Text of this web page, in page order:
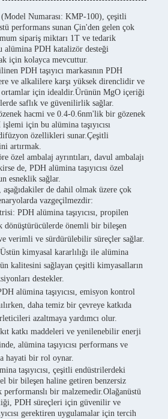
(Model Numarası: KMP-100), çeşitli
performans sunan Çin'den gelen çok
sipariş miktarı 1T ve tedarik
alümina PDH katalizör desteği
için kolayca mevcuttur.
PDH taşıyıcı markasının PDH
ve alkalilere karşı yüksek direnclidir ve
için idealdir.Ürünün MgO içeriği
saflık ve güvenilirlik sağlar.
hacmi ve 0.4-0.6nm'lik bir gözenek
için bu alümina taşıyıcısı
özellikleri sunar.Çeşitli
artırmak.
özel ambalaj ayrıntıları, davul ambalajı
de, PDH alümina taşıyıcısı özel
esneklik sağlar.
aşağıdakiler de dahil olmak üzere çok
vazgeçilmezdir:
PDH alümina taşıyıcısı, propilen
önemli bir bileşen
verimli ve sürdürülebilir süreçler sağlar.
kimyasal kararlılığı ile alümina
kalitesini sağlayan çeşitli kimyasalların
destekler.
alümina taşıyıcısı, emisyon kontrol
daha temiz bir çevreye katkıda
azaltmaya yardımcı olur.
katkı maddeleri ve yenilenebilir enerji
alümina taşıyıcısı performans ve
hayati bir rol oynar.
taşıyıcısı, çeşitli endüstrilerdeki
bir bileşen haline getiren benzersiz
bir malzemedir.Olağanüstü
PDH süreçleri için güvenilir ve
gerektiren uygulamalar için tercih